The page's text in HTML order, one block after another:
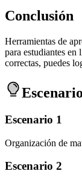
Conclusión
Herramientas de
para estudiantes en
correctas, puedes
Escenario 1
Organización de
Escenario 2